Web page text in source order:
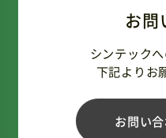
お問
シンテック
下記よりお
お問い